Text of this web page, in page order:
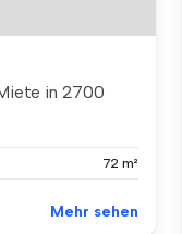
in 2700
72 m²
Mehr sehen